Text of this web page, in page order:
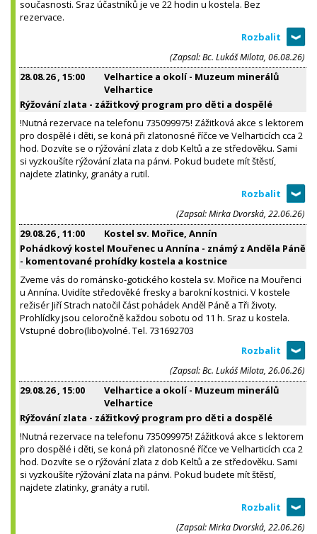
současnosti. Sraz účastníků je ve 22 hodin u kostela. Bez
rezervace.
(Zapsal: Bc. Lukáš Milota, 06.08.26)
28.08.26, 15:00
Velhartice a okolí - Muzeum minerálů
Velhartice
Rýžování zlata - zážitkový program pro děti a dospělé
!Nutná rezervace na telefonu 735099975! Zážitková akce s lektorem
pro dospělé i děti, se koná při zlatonosné říčce ve Velharticích cca 2
hod. Dozvíte se o rýžování zlata z dob Keltů a ze středověku. Sami
si vyzkoušíte rýžování zlata na pánvi. Pokud budete mít štěstí,
najdete zlatinky, granáty a rutil.
(Zapsal: Mirka Dvorská, 22.06.26)
29.08.26, 11:00
Kostel sv. Mořice, Annín
Pohádkový kostel Mouřenec u Annína - známý z Anděla Páně
- komentované prohídky kostela a kostnice
Zveme vás do románsko-gotického kostela sv. Mořice na Mouřenci
u Annína. Uvidíte středověké fresky a barokní kostnici. V kostele
režisér Jiří Strach natočil část pohádek Anděl Páně a Tři životy.
Prohlídky jsou celoročně každou sobotu od 11 h. Sraz u kostela.
Vstupné dobro(libo)volné. Tel. 731692703
(Zapsal: Bc. Lukáš Milota, 26.06.26)
29.08.26, 15:00
Velhartice a okolí - Muzeum minerálů
Velhartice
Rýžování zlata - zážitkový program pro děti a dospělé
!Nutná rezervace na telefonu 735099975! Zážitková akce s lektorem
pro dospělé i děti, se koná při zlatonosné říčce ve Velharticích cca 2
hod. Dozvíte se o rýžování zlata z dob Keltů a ze středověku. Sami
si vyzkoušíte rýžování zlata na pánvi. Pokud budete mít štěstí,
najdete zlatinky, granáty a rutil.
(Zapsal: Mirka Dvorská, 22.06.26)